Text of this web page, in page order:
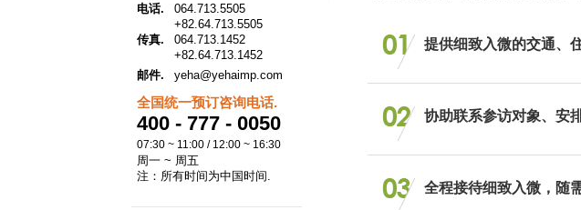
电话.
064.713.5505
+82.64.713.5505
传真.
064.713.1452
+82.64.713.1452
邮件.
yeha@yehaimp.com
全国统一预订咨询电话.
400 - 777 - 0050
07:30 ~ 11:00 / 12:00 ~ 16:30
周一 ~ 周五
注：所有时间为中国时间.
提供细致入微的交通、
协助联系参访对象、安
全程接待细致入微，随